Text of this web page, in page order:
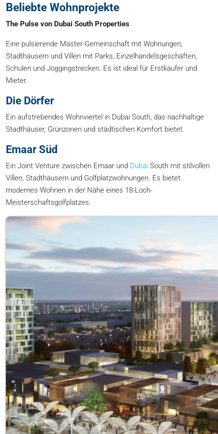
Beliebte Wohnprojekte
The Pulse von Dubai South Properties
Eine pulsierende Master-Gemeinschaft mit Wohnungen,
Stadthäusern und Villen mit Parks, Einzelhandelsgeschäften,
Schulen und Joggingstrecken. Es ist ideal für Erstkäufer und
Mieter.
Die Dörfer
Ein aufstrebendes Wohnviertel in Dubai South, das nachhaltige
Stadthäuser, Grünzonen und städtischen Komfort bietet.
Emaar Süd
Ein Joint Venture zwischen Emaar und Dubai South mit stilvollen
Villen, Stadthäusern und Golfplatzwohnungen. Es bietet
modernes Wohnen in der Nähe eines 18-Loch-
Meisterschaftsgolfplatzes.